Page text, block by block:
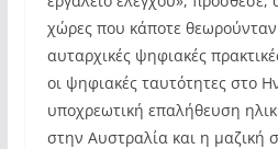
χώρες που κάποτε θεωρούνταν
αυταρχικές ψηφιακές
οι ψηφιακές ταυτότητες στο
υποχρεωτική επαλήθευση
στην Αυστραλία και η μαζική